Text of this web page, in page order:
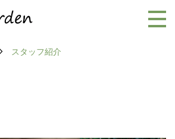
スタッフ紹介